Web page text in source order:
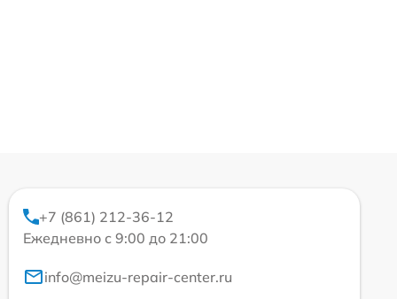
+7 (861) 212-36-12
Ежедневно с 9:00 до 21:00
info@meizu-repair-center.ru